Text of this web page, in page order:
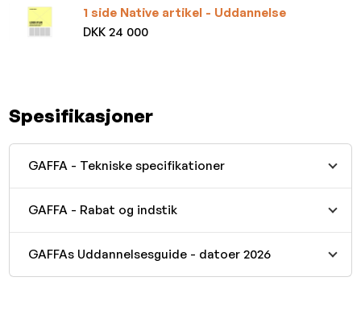
1 side Native artikel - Uddannelse
DKK 24 000
Spesifikasjoner
GAFFA - Tekniske specifikationer
GAFFA - Rabat og indstik
GAFFAs Uddannelsesguide - datoer 2026